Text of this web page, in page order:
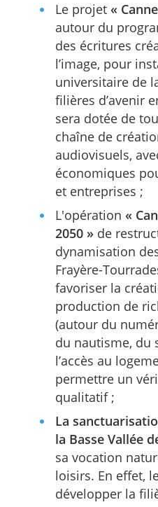
Le projet «
autour du
des écritures
l’image, pour
universitaire de
filières d’avenir
sera dotée de
chaîne de
audiovisuels,
économiques
et entreprises ;
L'opération «
2050 » de
dynamisation
Frayère-
favoriser la
production de
(autour du
du nautisme, du
l’accès au
permettre un
qualitatif ;
La
la Basse Vallée
sa vocation
loisirs. En effet,
développer la